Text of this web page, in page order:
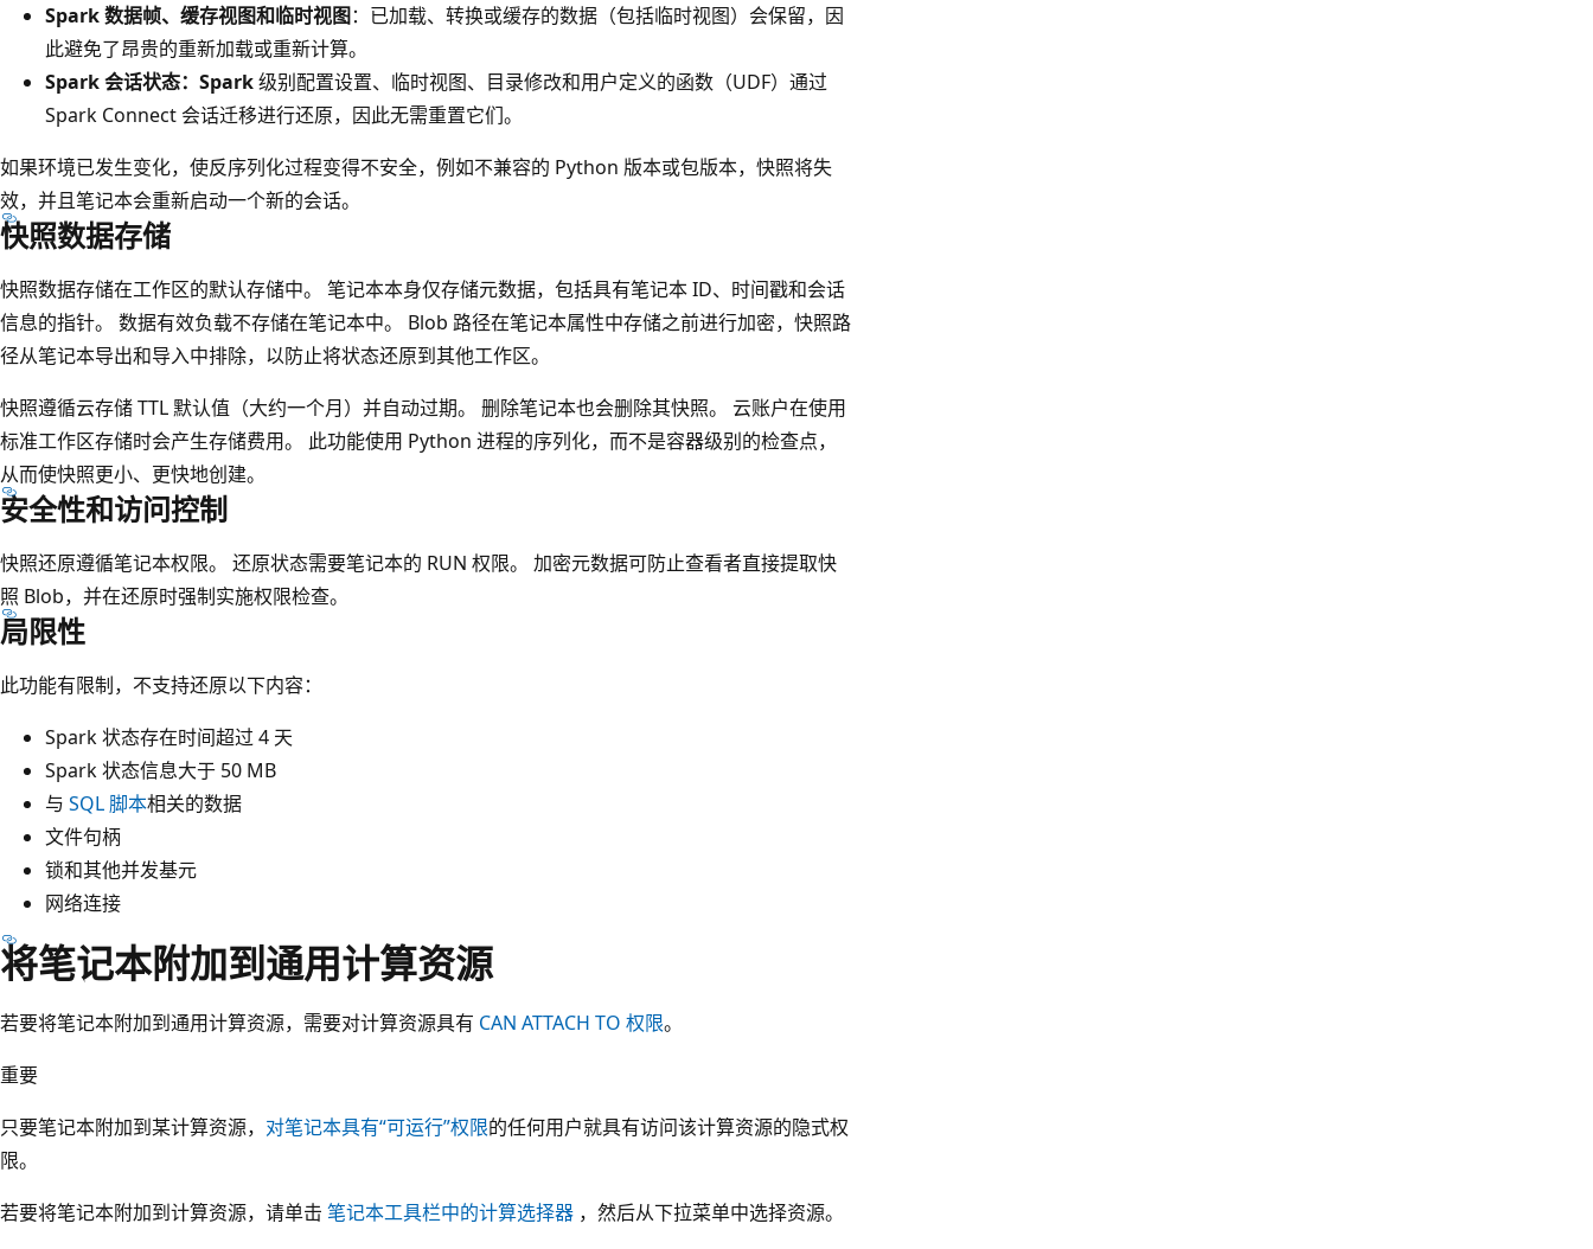
Spark 数据帧、缓存视图和临时视图：已加载、转换或缓存的数据（包括临时视图）会保留，因
此避免了昂贵的重新加载或重新计算。
Spark 会话状态：Spark级别配置设置、临时视图、目录修改和用户定义的函数（UDF）通过
Spark Connect 会话迁移进行还原，因此无需重置它们。
如果环境已发生变化，使反序列化过程变得不安全，例如不兼容的 Python 版本或包版本，快照将失
效，并且笔记本会重新启动一个新的会话。
快照数据存储
快照数据存储在工作区的默认存储中。 笔记本本身仅存储元数据，包括具有笔记本 ID、时间戳和会话
信息的指针。 数据有效负载不存储在笔记本中。 Blob 路径在笔记本属性中存储之前进行加密，快照路
径从笔记本导出和导入中排除，以防止将状态还原到其他工作区。
快照遵循云存储 TTL 默认值（大约一个月）并自动过期。 删除笔记本也会删除其快照。 云账户在使用
标准工作区存储时会产生存储费用。 此功能使用 Python 进程的序列化，而不是容器级别的检查点，
从而使快照更小、更快地创建。
安全性和访问控制
快照还原遵循笔记本权限。 还原状态需要笔记本的 RUN 权限。 加密元数据可防止查看者直接提取快
照 Blob，并在还原时强制实施权限检查。
局限性
此功能有限制，不支持还原以下内容：
Spark 状态存在时间超过 4 天
Spark 状态信息大于 50 MB
与 SQL 脚本相关的数据
文件句柄
锁和其他并发基元
网络连接
将笔记本附加到通用计算资源
若要将笔记本附加到通用计算资源，需要对计算资源具有 CAN ATTACH TO 权限。
重要
只要笔记本附加到某计算资源， 对笔记本具有“可运行”权限的任何用户就具有访问该计算资源的隐式权
限。
若要将笔记本附加到计算资源，请单击 笔记本工具栏中的计算选择器 ，然后从下拉菜单中选择资源。